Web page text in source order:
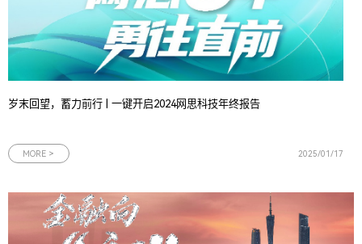
岁末回望，蓄力前行 | 一键开启2024网思科技年终报告
MORE > 2025/01/17